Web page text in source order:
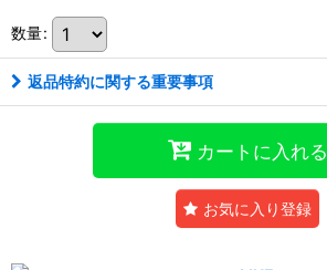
数量:
返品特約に関する重要事項
カートに入れる
お気に入り登録